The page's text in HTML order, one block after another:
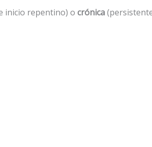
inicio repentino) o crónica